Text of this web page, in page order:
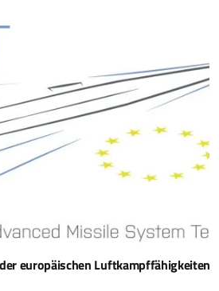
europäischen Luftkampffähigkeiten